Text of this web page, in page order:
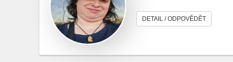
DETAIL / ODPOVĚDĚT